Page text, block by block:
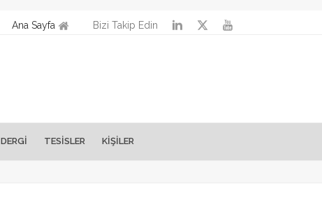
Ana Sayfa Bizi Takip Edin
DERGİ TESISLER KİŞİLER